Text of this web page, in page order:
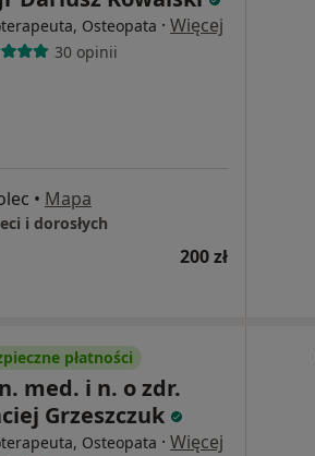
Osteopata · Więcej
30 opinii
• Mapa
i dorosłych
200 zł
płatności
med. i n. o zdr.
Grzeszczuk
Osteopata · Więcej